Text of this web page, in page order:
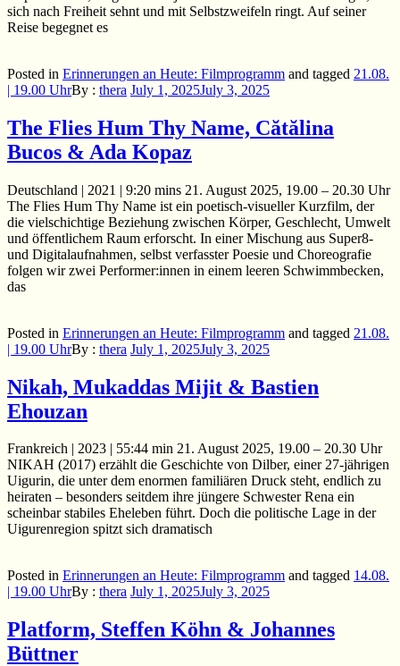
sich nach Freiheit sehnt und mit Selbstzweifeln ringt. Auf seiner
Reise begegnet es
Posted in Erinnerungen an Heute: Filmprogramm and tagged 21.08.
| 19.00 UhrBy : thera July 1, 2025July 3, 2025
The Flies Hum Thy Name, Cătălina
Bucos & Ada Kopaz
Deutschland | 2021 | 9:20 mins 21. August 2025, 19.00 – 20.30 Uhr
The Flies Hum Thy Name ist ein poetisch-visueller Kurzfilm, der
die vielschichtige Beziehung zwischen Körper, Geschlecht, Umwelt
und öffentlichem Raum erforscht. In einer Mischung aus Super8-
und Digitalaufnahmen, selbst verfasster Poesie und Choreografie
folgen wir zwei Performer:innen in einem leeren Schwimmbecken,
das
Posted in Erinnerungen an Heute: Filmprogramm and tagged 21.08.
| 19.00 UhrBy : thera July 1, 2025July 3, 2025
Nikah, Mukaddas Mijit & Bastien
Ehouzan
Frankreich | 2023 | 55:44 min 21. August 2025, 19.00 – 20.30 Uhr
NIKAH (2017) erzählt die Geschichte von Dilber, einer 27-jährigen
Uigurin, die unter dem enormen familiären Druck steht, endlich zu
heiraten – besonders seitdem ihre jüngere Schwester Rena ein
scheinbar stabiles Eheleben führt. Doch die politische Lage in der
Uigurenregion spitzt sich dramatisch
Posted in Erinnerungen an Heute: Filmprogramm and tagged 14.08.
| 19.00 UhrBy : thera July 1, 2025July 3, 2025
Platform, Steffen Köhn & Johannes
Büttner